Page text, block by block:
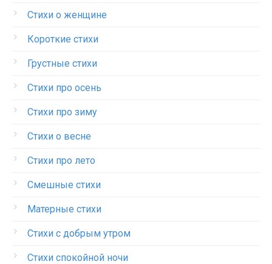
Стихи о женщине
Короткие стихи
Грустные стихи
Стихи про осень
Стихи про зиму
Стихи о весне
Стихи про лето
Смешные стихи
Матерные стихи
Стихи с добрым утром
Стихи спокойной ночи